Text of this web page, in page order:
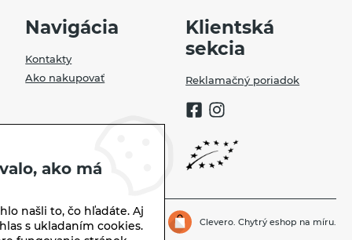
Navigácia
Kontakty
Ako nakupovať
Klientská
sekcia
Reklamačný poriadok
Biomila.sk | © 2026 Clevero. Chytrý eshop na míru.
ako má
našli to, čo hľadáte. Aj
s ukladaním cookies.